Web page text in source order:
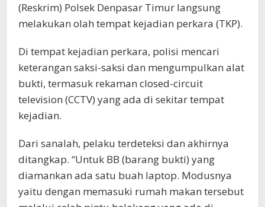
(Reskrim) Polsek Denpasar Timur langsung
melakukan olah tempat kejadian perkara (TKP).
Di tempat kejadian perkara, polisi mencari
keterangan saksi-saksi dan mengumpulkan alat
bukti, termasuk rekaman closed-circuit
television (CCTV) yang ada di sekitar tempat
kejadian.
Dari sanalah, pelaku terdeteksi dan akhirnya
ditangkap. “Untuk BB (barang bukti) yang
diamankan ada satu buah laptop. Modusnya
yaitu dengan memasuki rumah makan tersebut